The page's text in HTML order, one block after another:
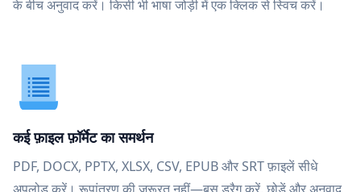
के बीच अनुवाद करें। किसी भी भाषा जोड़ी में एक क्लिक से स्विच करें।
कई फ़ाइल फ़ॉर्मेट का समर्थन
PDF, DOCX, PPTX, XLSX, CSV, EPUB और SRT फ़ाइलें सीधे